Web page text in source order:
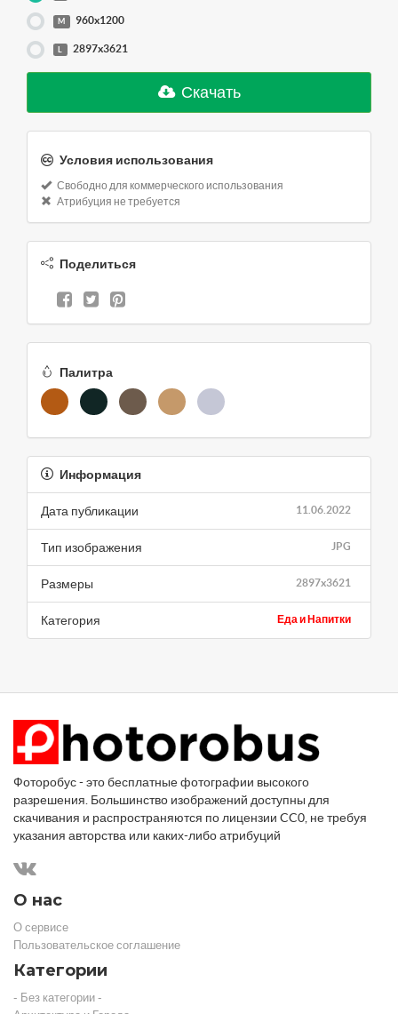
M 960x1200
2897x3621
Скачать
Условия использования
Свободно для коммерческого использования
Атрибуция не требуется
Поделиться
Палитра
Информация
11.06.2022
Дата публикации
JPG
Тип изображения
2897x3621
Размеры
Еда и Напитки
Категория
Фоторобус - это бесплатные фотографии высокого
разрешения. Большинство изображений доступны для
скачивания и распространяются по лицензии CC0, не требуя
указания авторства или каких-либо атрибуций
О нас
О сервисе
Пользовательское соглашение
Категории
- Без категории -